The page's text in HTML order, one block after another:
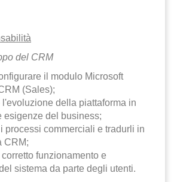
del CRM
il modulo Microsoft
(Sales);
l'evoluzione della piattaforma in
esigenze del business;
processi commerciali e tradurli in
CRM;
funzionamento e
sistema da parte degli utenti.